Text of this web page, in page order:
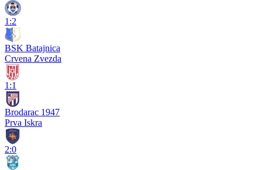
1:2
BSK Batajnica
Crvena Zvezda
1:1
Brodarac 1947
Prva Iskra
2:0